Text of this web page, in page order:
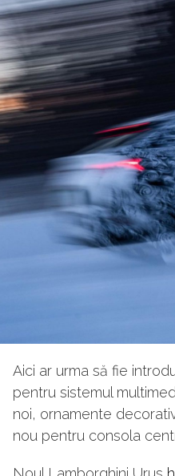
Aici ar urma să fie
pentru sistemul
noi, ornamente
nou pentru consola